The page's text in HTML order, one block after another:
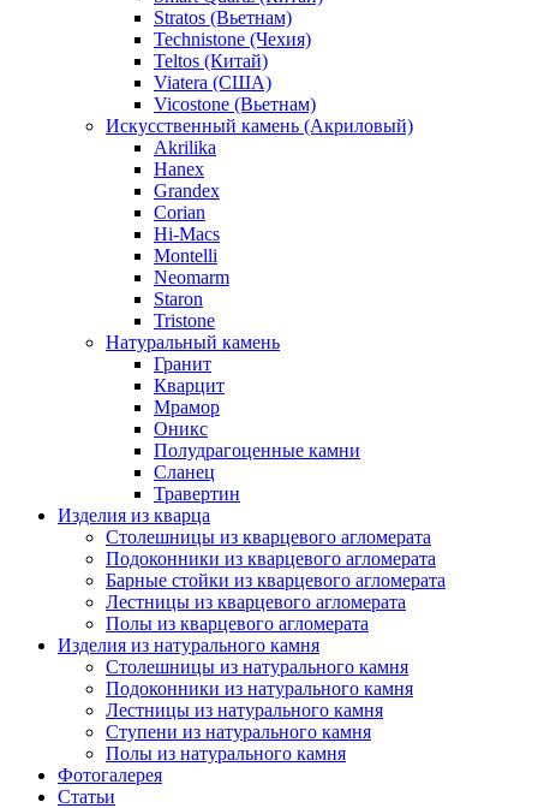
Stratos (Вьетнам)
Technistone (Чехия)
Teltos (Китай)
Viatera (США)
Vicostone (Вьетнам)
Искусственный камень (Акриловый)
Akrilika
Hanex
Grandex
Corian
Hi-Macs
Montelli
Neomarm
Staron
Tristone
Натуральный камень
Гранит
Кварцит
Мрамор
Оникс
Полудрагоценные камни
Сланец
Травертин
Изделия из кварца
Столешницы из кварцевого агломерата
Подоконники из кварцевого агломерата
Барные стойки из кварцевого агломерата
Лестницы из кварцевого агломерата
Полы из кварцевого агломерата
Изделия из натурального камня
Столешницы из натурального камня
Подоконники из натурального камня
Лестницы из натурального камня
Ступени из натурального камня
Полы из натурального камня
Фотогалерея
Статьи